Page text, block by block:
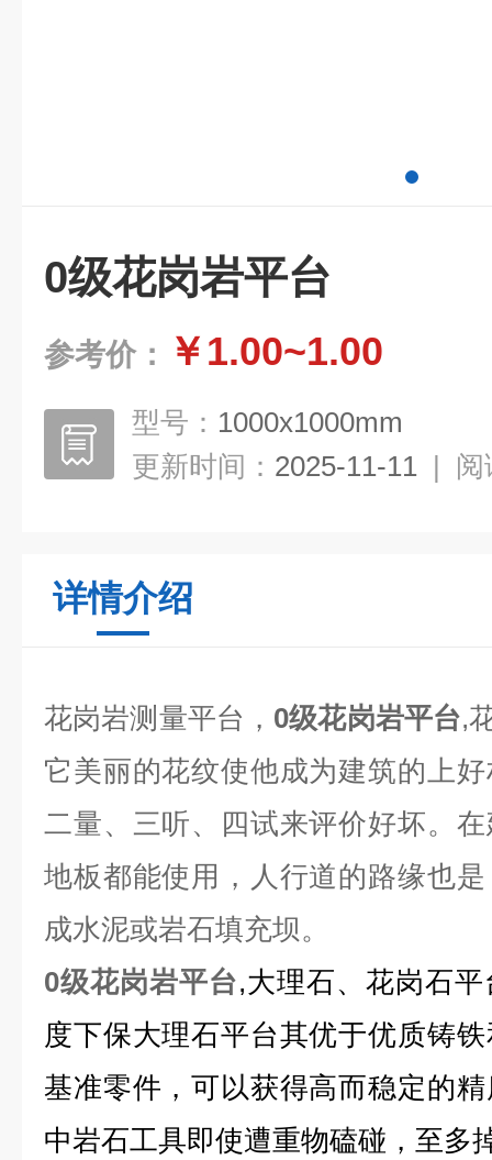
0级花岗岩平台
参考价： ￥1.00~1.00
型号： 1000x1000mm
更新时间： 2025-11-11 | 阅
详情介绍
花岗岩测量平台， 0级花岗岩平台,
它美丽的花纹使他成为建筑的上
二量、三听、四试来评价好坏。
地板都能使用，人行道的路缘也
成水泥或岩石填充坝。
0级花岗岩平台,大理石、花岗石
度下保大理石平台其优于优质铸
基准零件，可以获得高而稳定的
中岩石工具即使遭重物磕碰，至多